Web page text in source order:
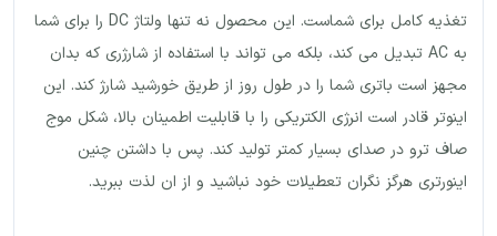
تغذیه کامل برای شماست. این محصول نه تنها ولتاژ DC را برای شما
به AC تبدیل می کند، بلکه می تواند با استفاده از شارژری که بدان
مجهز است باتری شما را در طول روز از طریق خورشید شارژ کند. این
اینوتر قادر است انرژی الکتریکی را با قابلیت اطمینان بالا، شکل موج
صاف ترو در صدای بسیار کمتر تولید کند. پس با داشتن چنین
اینورتری هرگز نگران تعطیلات خود نباشید و از ان لذت ببرید.